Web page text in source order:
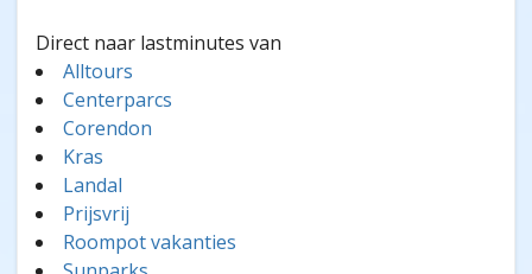
Direct naar lastminutes van
Alltours
Centerparcs
Corendon
Kras
Landal
Prijsvrij
Roompot vakanties